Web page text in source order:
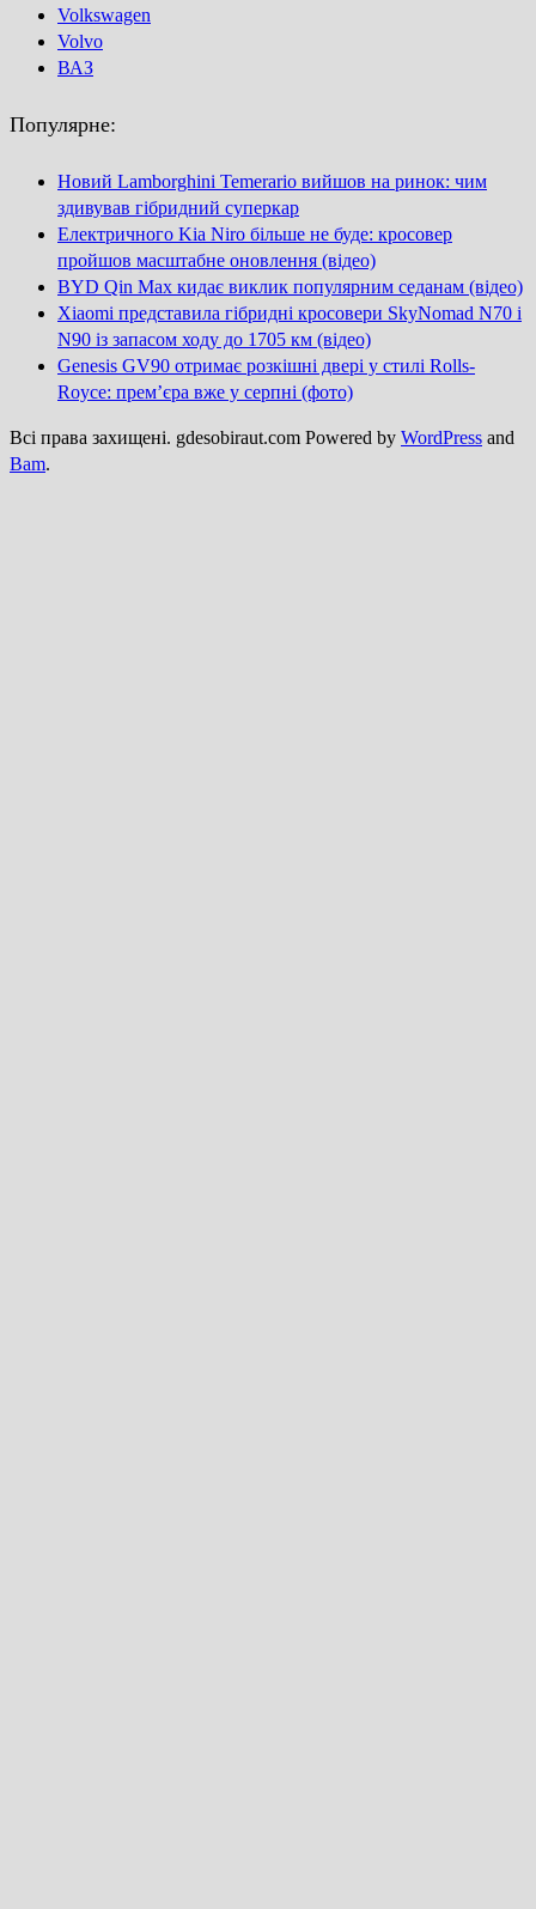
Volkswagen
Volvo
ВАЗ
Популярне:
Новий Lamborghini Temerario вийшов на ринок: чим
здивував гібридний суперкар
Електричного Kia Niro більше не буде: кросовер
пройшов масштабне оновлення (відео)
BYD Qin Max кидає виклик популярним седанам (відео)
Xiaomi представила гібридні кросовери SkyNomad N70 і
N90 із запасом ходу до 1705 км (відео)
Genesis GV90 отримає розкішні двері у стилі Rolls-
Royce: прем’єра вже у серпні (фото)
Всі права захищені. gdesobiraut.com Powered by WordPress and
Bam.